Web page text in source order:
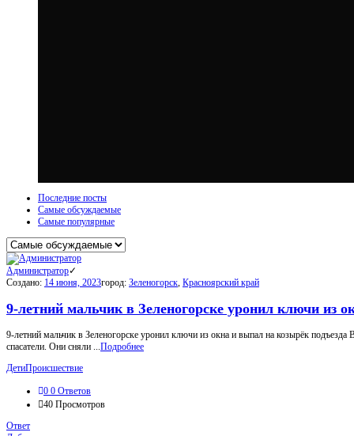
Последние посты
Самые обсуждаемые
Самые популярные
МойГород
Последний
Посты
Администратор
Создано: 14 июня, 2023город: Зеленогорск, Красноярский край
9-летний мальчик в Зеленогорске уронил ключи из
9-летний мальчик в Зеленогорске уронил ключи из окна и выпал на козырёк
спасатели. Они сняли ...Подробнее
ДетиПроисшествие
0 0 Ответов
40 Просмотров
Ответ